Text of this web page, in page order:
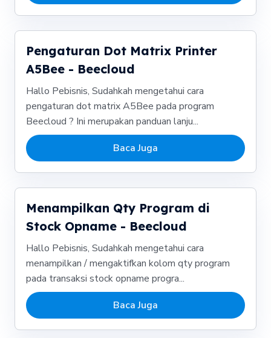
Pengaturan Dot Matrix Printer
A5Bee - Beecloud
Hallo Pebisnis, Sudahkah mengetahui cara
pengaturan dot matrix A5Bee pada program
Beecloud ? Ini merupakan panduan lanju...
Baca Juga
Menampilkan Qty Program di
Stock Opname - Beecloud
Hallo Pebisnis, Sudahkah mengetahui cara
menampilkan / mengaktifkan kolom qty program
pada transaksi stock opname progra...
Baca Juga